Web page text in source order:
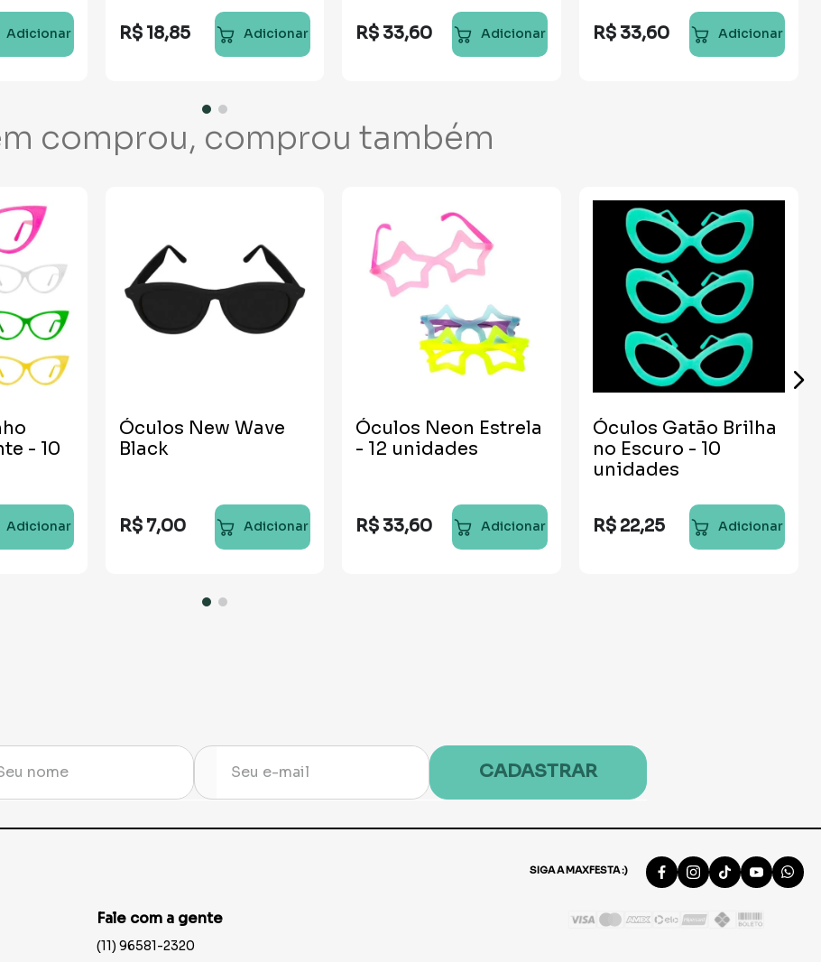
Adicionar R$ 18,85 Adicionar R$ 33,60 Adicionar R$ 33,60 Adicionar
comprou, comprou também
- 10
Adicionar
Óculos New Wave
Black
R$ 7,00 Adicionar
Óculos Neon Estrela
- 12 unidades
R$ 33,60 Adicionar
Óculos Gatão Brilha
no Escuro - 10
unidades
R$ 22,25 Adicionar
CADASTRAR
SIGA A MAXFESTA :)
Fale com a gente
(11) 96581-2320